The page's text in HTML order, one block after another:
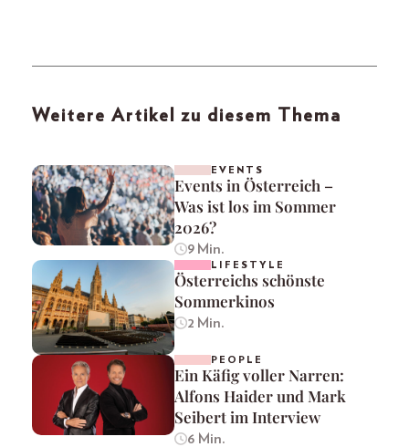
Weitere Artikel zu diesem Thema
EVENTS
Events in Österreich –
Was ist los im Sommer
2026?
9 Min.
LIFESTYLE
Österreichs schönste
Sommerkinos
2 Min.
PEOPLE
Ein Käfig voller Narren:
Alfons Haider und Mark
Seibert im Interview
6 Min.